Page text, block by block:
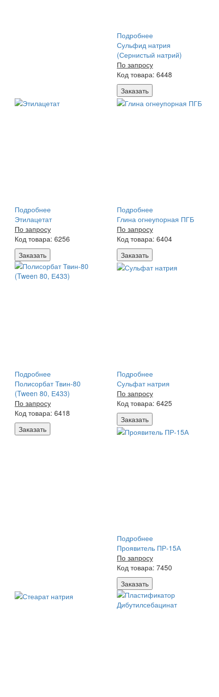
Подробнее
Сульфид натрия
(Сернистый натрий)
По запросу
Код товара: 6448
Заказать
Подробнее
Этилацетат
По запросу
Код товара: 6256
Заказать
Подробнее
Глина огнеупорная ПГБ
По запросу
Код товара: 6404
Заказать
Подробнее
Полисорбат Твин-80
(Tween 80, Е433)
По запросу
Код товара: 6418
Заказать
Подробнее
Сульфат натрия
По запросу
Код товара: 6425
Заказать
Подробнее
Проявитель ПР-15А
По запросу
Код товара: 7450
Заказать